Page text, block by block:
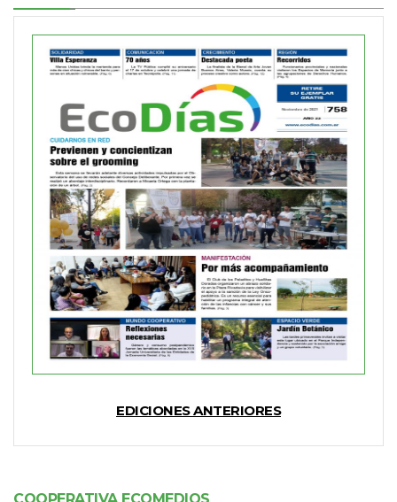
EDICIONES ANTERIORES